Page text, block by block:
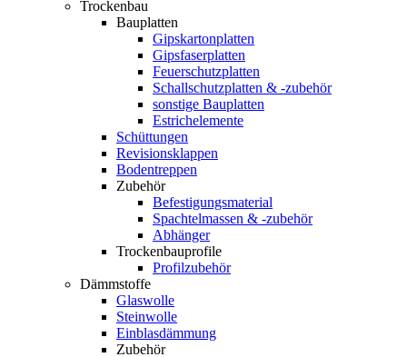
Trockenbau
Bauplatten
Gipskartonplatten
Gipsfaserplatten
Feuerschutzplatten
Schallschutzplatten & -zubehör
sonstige Bauplatten
Estrichelemente
Schüttungen
Revisionsklappen
Bodentreppen
Zubehör
Befestigungsmaterial
Spachtelmassen & -zubehör
Abhänger
Trockenbauprofile
Profilzubehör
Dämmstoffe
Glaswolle
Steinwolle
Einblasdämmung
Zubehör